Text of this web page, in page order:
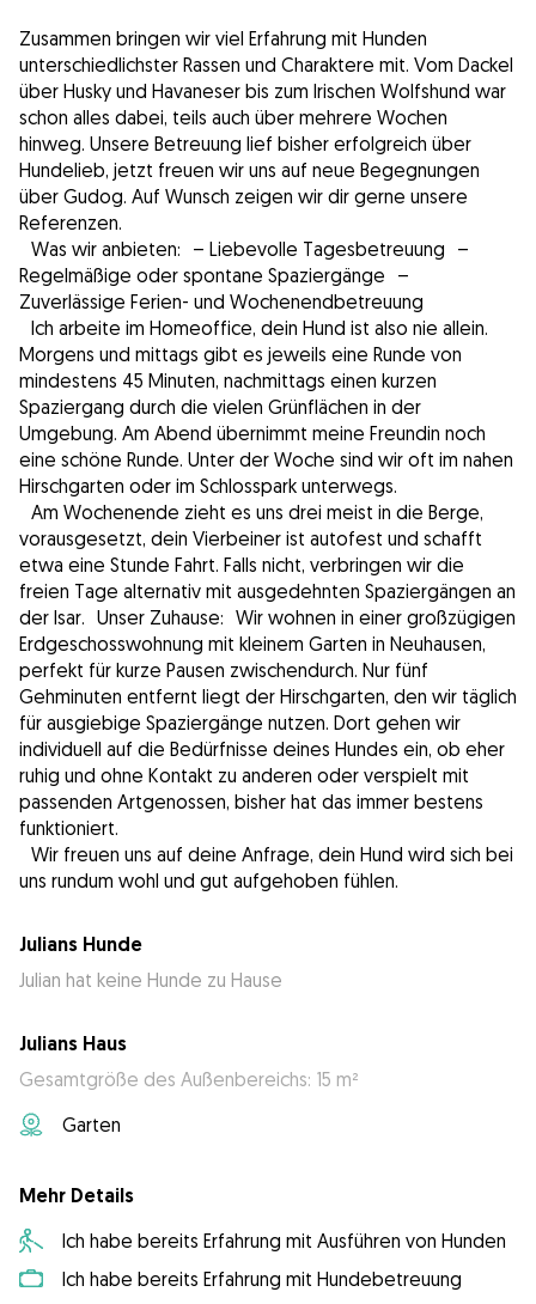
Zusammen bringen wir viel Erfahrung mit Hunden
unterschiedlichster Rassen und Charaktere mit. Vom Dackel
über Husky und Havaneser bis zum Irischen Wolfshund war
schon alles dabei, teils auch über mehrere Wochen
hinweg. Unsere Betreuung lief bisher erfolgreich über
Hundelieb, jetzt freuen wir uns auf neue Begegnungen
über Gudog. Auf Wunsch zeigen wir dir gerne unsere
Referenzen.
Was wir anbieten: – Liebevolle Tagesbetreuung –
Regelmäßige oder spontane Spaziergänge –
Zuverlässige Ferien- und Wochenendbetreuung
Ich arbeite im Homeoffice, dein Hund ist also nie allein.
Morgens und mittags gibt es jeweils eine Runde von
mindestens 45 Minuten, nachmittags einen kurzen
Spaziergang durch die vielen Grünflächen in der
Umgebung. Am Abend übernimmt meine Freundin noch
eine schöne Runde. Unter der Woche sind wir oft im nahen
Hirschgarten oder im Schlosspark unterwegs.
Am Wochenende zieht es uns drei meist in die Berge,
vorausgesetzt, dein Vierbeiner ist autofest und schafft
etwa eine Stunde Fahrt. Falls nicht, verbringen wir die
freien Tage alternativ mit ausgedehnten Spaziergängen an
der Isar. Unser Zuhause: Wir wohnen in einer großzügigen
Erdgeschosswohnung mit kleinem Garten in Neuhausen,
perfekt für kurze Pausen zwischendurch. Nur fünf
Gehminuten entfernt liegt der Hirschgarten, den wir täglich
für ausgiebige Spaziergänge nutzen. Dort gehen wir
individuell auf die Bedürfnisse deines Hundes ein, ob eher
ruhig und ohne Kontakt zu anderen oder verspielt mit
passenden Artgenossen, bisher hat das immer bestens
funktioniert.
Wir freuen uns auf deine Anfrage, dein Hund wird sich bei
uns rundum wohl und gut aufgehoben fühlen.
Julians Hunde
Julian hat keine Hunde zu Hause
Julians Haus
Gesamtgröße des Außenbereichs: 15 m²
Garten
Mehr Details
Ich habe bereits Erfahrung mit Ausführen von Hunden
Ich habe bereits Erfahrung mit Hundebetreuung